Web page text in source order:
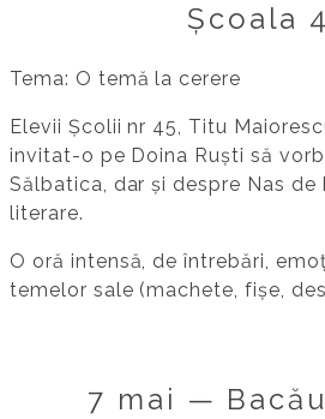
Școala
Tema: O temă la cerere
Elevii Școlii nr 45, Titu
invitat-o pe Doina Ruști să
Sălbatica, dar și despre Nas
literare.
O oră intensă, de întrebări,
temelor sale (machete, fișe,
7 mai —